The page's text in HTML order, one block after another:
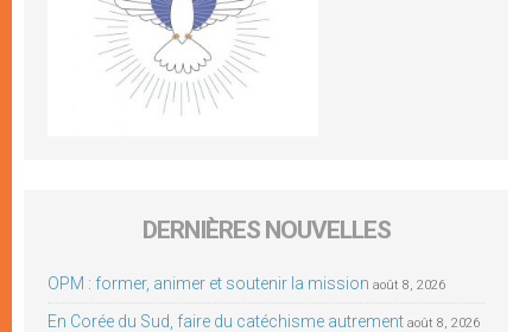
DERNIÈRES NOUVELLES
OPM : former, animer et soutenir la mission août 8, 2026
En Corée du Sud, faire du catéchisme autrement août 8, 2026